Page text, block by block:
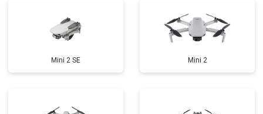
Mini 2 SE Mini 2